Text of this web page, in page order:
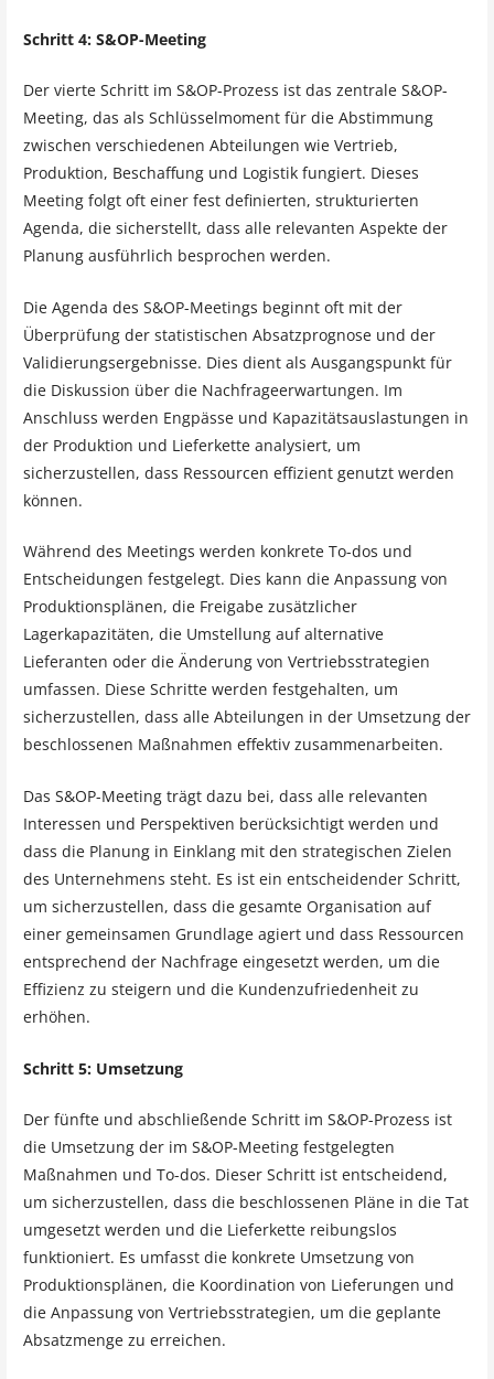
Schritt 4: S&OP-Meeting
Der vierte Schritt im S&OP-Prozess ist das zentrale S&OP-
Meeting, das als Schlüsselmoment für die Abstimmung
zwischen verschiedenen Abteilungen wie Vertrieb,
Produktion, Beschaffung und Logistik fungiert. Dieses
Meeting folgt oft einer fest definierten, strukturierten
Agenda, die sicherstellt, dass alle relevanten Aspekte der
Planung ausführlich besprochen werden.
Die Agenda des S&OP-Meetings beginnt oft mit der
Überprüfung der statistischen Absatzprognose und der
Validierungsergebnisse. Dies dient als Ausgangspunkt für
die Diskussion über die Nachfrageerwartungen. Im
Anschluss werden Engpässe und Kapazitätsauslastungen in
der Produktion und Lieferkette analysiert, um
sicherzustellen, dass Ressourcen effizient genutzt werden
können.
Während des Meetings werden konkrete To-dos und
Entscheidungen festgelegt. Dies kann die Anpassung von
Produktionsplänen, die Freigabe zusätzlicher
Lagerkapazitäten, die Umstellung auf alternative
Lieferanten oder die Änderung von Vertriebsstrategien
umfassen. Diese Schritte werden festgehalten, um
sicherzustellen, dass alle Abteilungen in der Umsetzung der
beschlossenen Maßnahmen effektiv zusammenarbeiten.
Das S&OP-Meeting trägt dazu bei, dass alle relevanten
Interessen und Perspektiven berücksichtigt werden und
dass die Planung in Einklang mit den strategischen Zielen
des Unternehmens steht. Es ist ein entscheidender Schritt,
um sicherzustellen, dass die gesamte Organisation auf
einer gemeinsamen Grundlage agiert und dass Ressourcen
entsprechend der Nachfrage eingesetzt werden, um die
Effizienz zu steigern und die Kundenzufriedenheit zu
erhöhen.
Schritt 5: Umsetzung
Der fünfte und abschließende Schritt im S&OP-Prozess ist
die Umsetzung der im S&OP-Meeting festgelegten
Maßnahmen und To-dos. Dieser Schritt ist entscheidend,
um sicherzustellen, dass die beschlossenen Pläne in die Tat
umgesetzt werden und die Lieferkette reibungslos
funktioniert. Es umfasst die konkrete Umsetzung von
Produktionsplänen, die Koordination von Lieferungen und
die Anpassung von Vertriebsstrategien, um die geplante
Absatzmenge zu erreichen.